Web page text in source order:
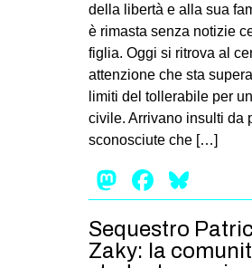
della libertà e alla sua
è rimasta senza notizie
figlia. Oggi si ritrova al
attenzione che sta
limiti del tollerabile per
civile. Arrivano insulti da
sconosciute che […]
Mastodon
Sequestro
Zaky: la